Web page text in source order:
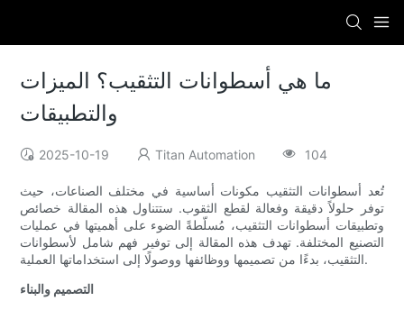
ما هي أسطوانات التثقيب؟ الميزات
والتطبيقات
2025-10-19 Titan Automation 104
تُعد أسطوانات التثقيب مكونات أساسية في مختلف الصناعات، حيث
توفر حلولاً دقيقة وفعالة لقطع الثقوب. ستتناول هذه المقالة خصائص
وتطبيقات أسطوانات التثقيب، مُسلّطةً الضوء على أهميتها في عمليات
التصنيع المختلفة. تهدف هذه المقالة إلى توفير فهم شامل لأسطوانات
التثقيب، بدءًا من تصميمها ووظائفها ووصولًا إلى استخداماتها العملية.
التصميم والبناء